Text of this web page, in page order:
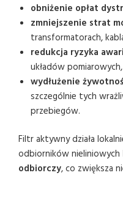
obniżenie opłat
zmniejszenie strat
transformatorach,
redukcja ryzyka
układów pomiarowych,
wydłużenie
szczególnie tych
przebiegów.
Filtr aktywny działa
odbiorników nieliniowych
odbiorczy, co zwiększa